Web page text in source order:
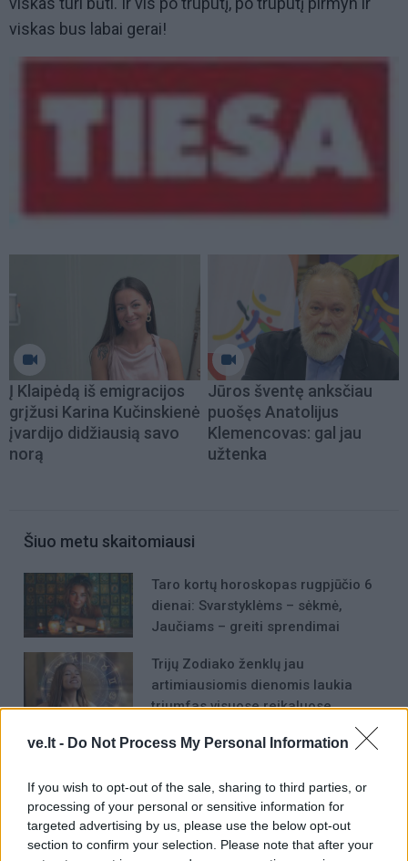
ve.lt - Do Not Process My Personal Information
If you wish to opt-out of the sale, sharing to third parties, or
processing of your personal or sensitive information for
targeted advertising by us, please use the below opt-out
section to confirm your selection. Please note that after your
viskas bus labai gerai!
Į Klaipėdą iš emigracijos
grįžusi Karina Kučinskienė
įvardijo didžiausią savo
norą
Jūros šventę anksčiau
puošęs Anatolijus
Klemencovas: gal jau
užtenka
Šiuo metu skaitomiausi
Taro kortų horoskopas rugpjūčio 6
dienai: Svarstyklėms – sėkmė,
Jaučiams – greiti sprendimai
Trijų Zodiako ženklų jau
artimiausiomis dienomis laukia
triumfas visuose reikaluose
Šie Zodiako ženklai pagaliau
laukė